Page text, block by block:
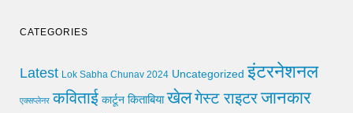
CATEGORIES
Latest Lok Sabha Chunav 2024 Uncategorized इंटरनेशनल
एक्सप्लेनर कविताई कार्टून किताबिया खेलगेस्ट राइटरजानकार